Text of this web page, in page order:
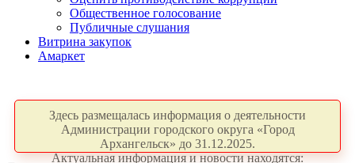
Общественное голосование
Публичные слушания
Витрина закупок
Амаркет
Здесь размещалась информация о деятельности
Администрации городского округа «Город
Архангельск» до 31.12.2025.
Актуальная информация и новости находятся: